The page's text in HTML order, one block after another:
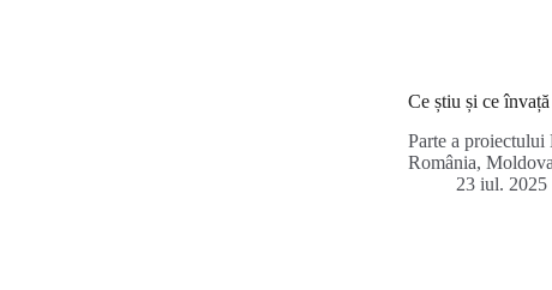
Ce știu și ce
Parte a
România,
23 iul. 2025